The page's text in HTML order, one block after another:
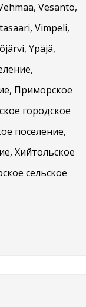
Vesanto,
Vimpeli,
Ypäjä,
Приморское
городское
поселение,
Хийтольское
сельское